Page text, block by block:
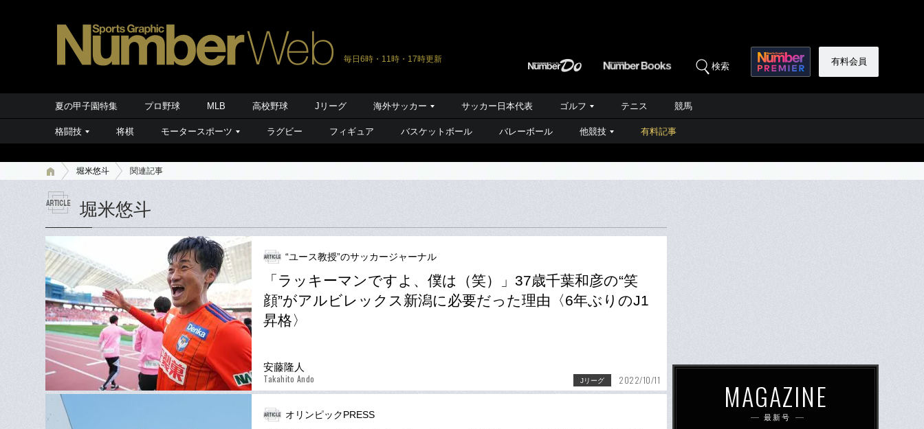
毎日6時・11時・17時更新
検索 有料会員
夏の甲子園特集 プロ野球 MLB 高校野球 Jリーグ 海外サッカー サッカー日本代表 ゴルフ テニス 競馬
格闘技 将棋 モータースポーツ ラグビー フィギュア バスケットボール バレーボール 他競技 有料記事
堀米悠斗 関連記事
堀米悠斗
“ユース教授”のサッカージャーナル
「ラッキーマンですよ、僕は（笑）」37歳千葉和彦の“笑
顔”がアルビレックス新潟に必要だった理由〈6年ぶりのJ1
昇格〉
安藤隆人
Takahito Ando Jリーグ 2022/10/11
オリンピックPRESS
MAGAZINE
最新号